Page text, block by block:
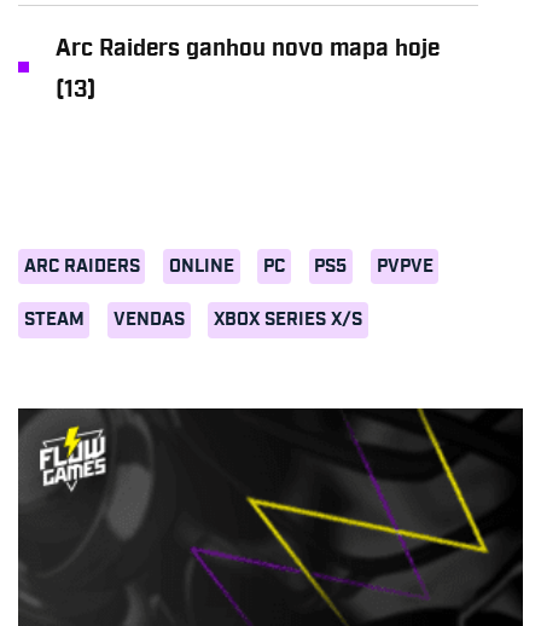
ARC RAIDERS ONLINE PC PS5 PVPVE
STEAM VENDAS XBOX SERIES X/S
Arc Raiders ganhou novo mapa hoje
(13)